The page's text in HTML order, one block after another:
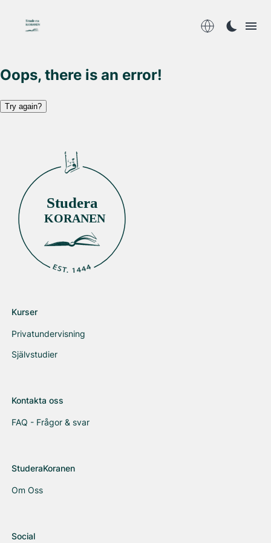
Studera
KORANEN
Oops, there is an error!
Try again?
Studera
KORANEN
Kurser
Privatundervisning
Självstudier
Kontakta oss
FAQ - Frågor & svar
StuderaKoranen
Om Oss
Social